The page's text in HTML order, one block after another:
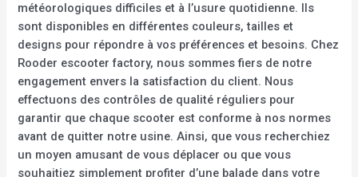
météorologiques difficiles et à l’usure quotidienne. Ils
sont disponibles en différentes couleurs, tailles et
designs pour répondre à vos préférences et besoins. Chez
Rooder escooter factory, nous sommes fiers de notre
engagement envers la satisfaction du client. Nous
effectuons des contrôles de qualité réguliers pour
garantir que chaque scooter est conforme à nos normes
avant de quitter notre usine. Ainsi, que vous recherchiez
un moyen amusant de vous déplacer ou que vous
souhaitiez simplement profiter d’une balade dans votre